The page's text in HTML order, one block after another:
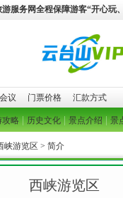
游服务网全程保障游客“开心玩
议 门票价格 汇款方式
攻略|历史文化|景点介绍|景
峡游览区 > 简介
西峡游览区